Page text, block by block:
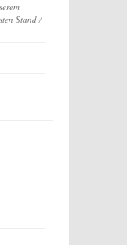
Stand/